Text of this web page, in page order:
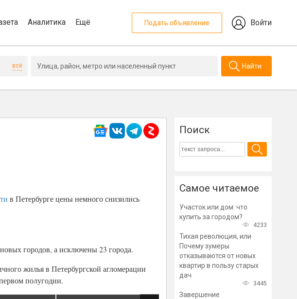
Аналитика Ещё Подать объявление Войти
всё Найти
в Петербурге цены немного снизились
городов, а исключены 23 города.
жилья в Петербургской агломерации
полугодии.
Поиск
Самое читаемое
Участок или дом: что
купить за городом?
4233
Тихая революция, или
Почему зумеры
отказываются от новых
квартир в пользу старых
дач
3445
Завершение